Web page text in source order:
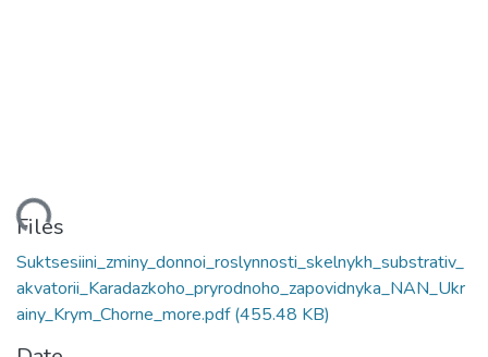
Files
Suktsesiini_zminy_donnoi_roslynnosti_skelnykh_substrativ_
akvatorii_Karadazkoho_pryrodnoho_zapovidnyka_NAN_Ukr
ainy_Krym_Chorne_more.pdf(455.48 KB)